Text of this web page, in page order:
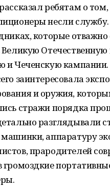
ребятам о
несли
которые
Отечественную
и Чеченскую
заинтересовала
и оружия,
стражи порядка
разглядывали
аппаратуру
прародителей
громоздкие